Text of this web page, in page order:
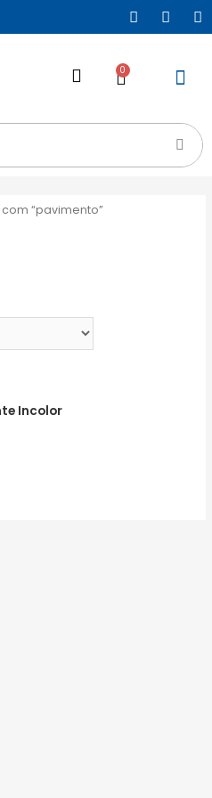
0
“pavimento”
Incolor